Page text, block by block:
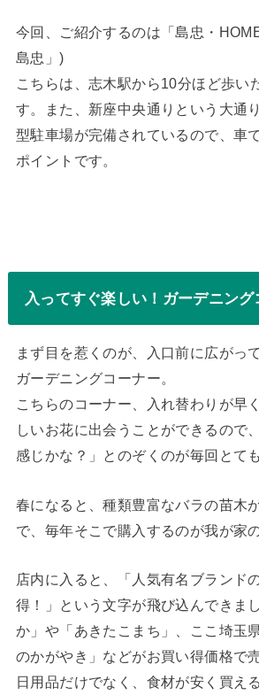
今回、ご紹介するのは「島忠・
島忠」)
こちらは、志木駅から10分ほど歩い
す。また、新座中央通りという大通
型駐車場が完備されているので、車
ポイントです。
入ってすぐ楽しい！ガーデニング
まず目を惹くのが、入口前に広がっ
ガーデニングコーナー。
こちらのコーナー、入れ替わりが早
しいお花に出会うことができるので
感じかな？」とのぞくのが毎回とて
春になると、種類豊富なバラの苗木
で、毎年そこで購入するのが我が家
店内に入ると、「人気有名ブランド
得！」という文字が飛び込んできま
か」や「あきたこまち」、ここ埼玉
のかがやき」などがお買い得価格で
日用品だけでなく、食材が安く買え